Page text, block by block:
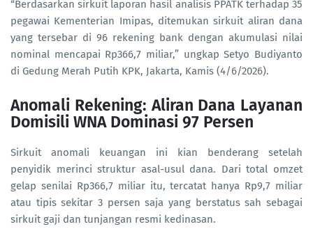
“Berdasarkan sirkuit laporan hasil analisis PPATK terhadap 35
pegawai Kementerian Imipas, ditemukan sirkuit aliran dana
yang tersebar di 96 rekening bank dengan akumulasi nilai
nominal mencapai Rp366,7 miliar,” ungkap Setyo Budiyanto
di Gedung Merah Putih KPK, Jakarta, Kamis (4/6/2026).
Anomali Rekening: Aliran Dana Layanan
Domisili WNA Dominasi 97 Persen
Sirkuit anomali keuangan ini kian benderang setelah
penyidik merinci struktur asal-usul dana. Dari total omzet
gelap senilai Rp366,7 miliar itu, tercatat hanya Rp9,7 miliar
atau tipis sekitar 3 persen saja yang berstatus sah sebagai
sirkuit gaji dan tunjangan resmi kedinasan.